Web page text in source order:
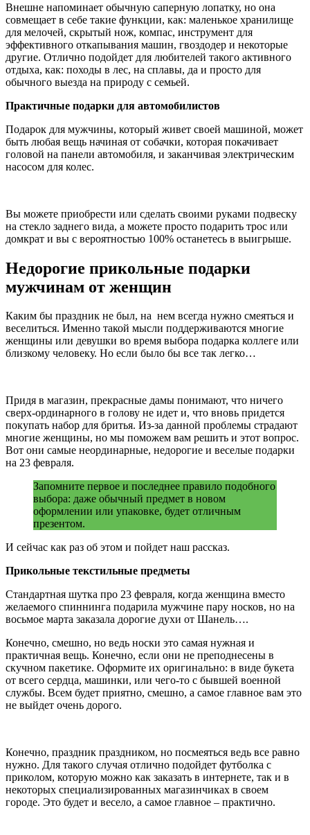
Внешне напоминает обычную саперную лопатку, но она
совмещает в себе такие функции, как: маленькое хранилище
для мелочей, скрытый нож, компас, инструмент для
эффективного откапывания машин, гвоздодер и некоторые
другие. Отлично подойдет для любителей такого активного
отдыха, как: походы в лес, на сплавы, да и просто для
обычного выезда на природу с семьей.
Практичные подарки для автомобилистов
Подарок для мужчины, который живет своей машиной, может
быть любая вещь начиная от собачки, которая покачивает
головой на панели автомобиля, и заканчивая электрическим
насосом для колес.
Вы можете приобрести или сделать своими руками подвеску
на стекло заднего вида, а можете просто подарить трос или
домкрат и вы с вероятностью 100% останетесь в выигрыше.
Недорогие прикольные подарки
мужчинам от женщин
Каким бы праздник не был, на нем всегда нужно смеяться и
веселиться. Именно такой мысли поддерживаются многие
женщины или девушки во время выбора подарка коллеге или
близкому человеку. Но если было бы все так легко…
Придя в магазин, прекрасные дамы понимают, что ничего
сверх-ординарного в голову не идет и, что вновь придется
покупать набор для бритья. Из-за данной проблемы страдают
многие женщины, но мы поможем вам решить и этот вопрос.
Вот они самые неординарные, недорогие и веселые подарки
на 23 февраля.
Запомните первое и последнее правило подобного
выбора: даже обычный предмет в новом
оформлении или упаковке, будет отличным
презентом.
И сейчас как раз об этом и пойдет наш рассказ.
Прикольные текстильные предметы
Стандартная шутка про 23 февраля, когда женщина вместо
желаемого спиннинга подарила мужчине пару носков, но на
восьмое марта заказала дорогие духи от Шанель….
Конечно, смешно, но ведь носки это самая нужная и
практичная вещь. Конечно, если они не преподнесены в
скучном пакетике. Оформите их оригинально: в виде букета
от всего сердца, машинки, или чего-то с бывшей военной
службы. Всем будет приятно, смешно, а самое главное вам это
не выйдет очень дорого.
Конечно, праздник праздником, но посмеяться ведь все равно
нужно. Для такого случая отлично подойдет футболка с
приколом, которую можно как заказать в интернете, так и в
некоторых специализированных магазинчиках в своем
городе. Это будет и весело, а самое главное – практично.